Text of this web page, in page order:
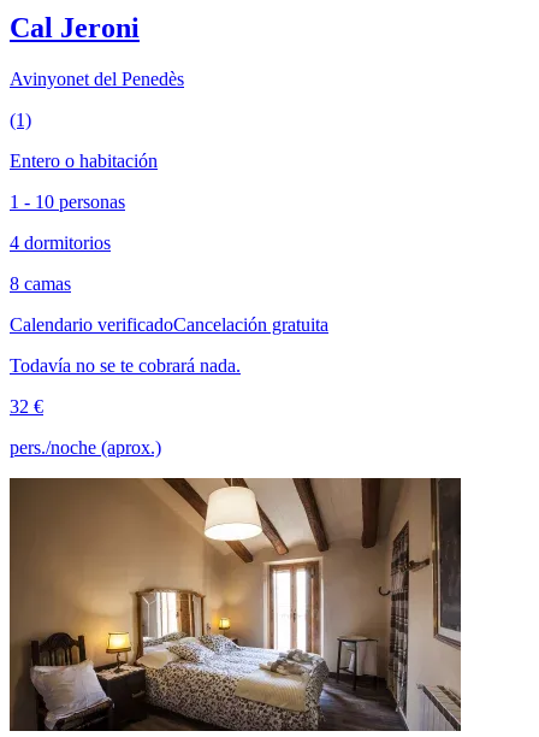
Cal Jeroni
Avinyonet del Penedès
(1)
Entero o habitación
1 - 10 personas
4 dormitorios
8 camas
Calendario verificadoCancelación gratuita
Todavía no se te cobrará nada.
32 €
pers./noche (aprox.)